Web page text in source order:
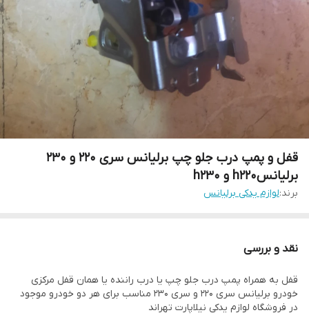
قفل و پمپ درب جلو چپ برلیانس سری ۲۲۰ و ۲۳۰
برلیانسh220 و h230
برند:لوازم یدکی برلیانس
نقد و بررسی
قفل به همراه پمپ درب جلو چپ یا درب راننده یا همان قفل مرکزی
خودرو برلیانس سری ۲۲۰ و سری ۲۳۰ مناسب برای هر دو خودرو موجود
در فروشگاه لوازم یدکی نیلاپارت تهراند